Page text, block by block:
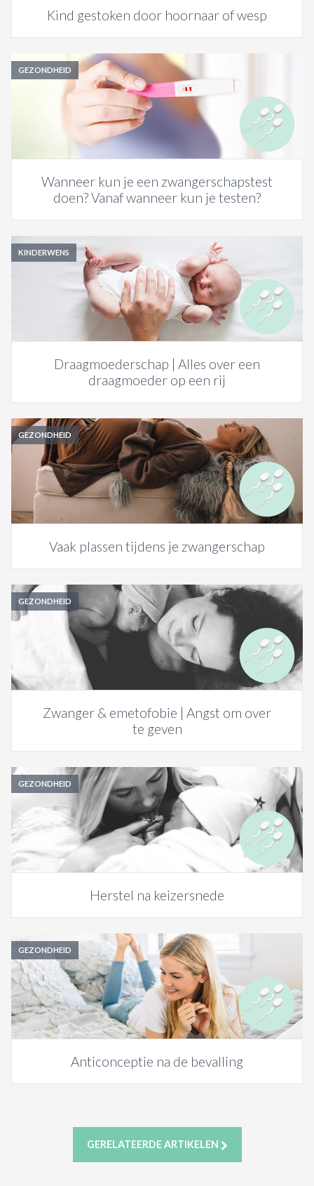
Kind gestoken door hoornaar of wesp
GEZONDHEID
Wanneer kun je een zwangerschapstest
doen? Vanaf wanneer kun je testen?
KINDERWENS
Draagmoederschap | Alles over een
draagmoeder op een rij
GEZONDHEID
Vaak plassen tijdens je zwangerschap
GEZONDHEID
Zwanger & emetofobie | Angst om over
te geven
GEZONDHEID
Herstel na keizersnede
GEZONDHEID
Anticonceptie na de bevalling
GERELATEERDE ARTIKELEN